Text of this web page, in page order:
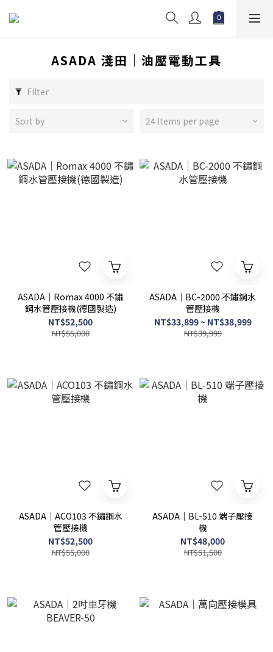
ASADA 淺田｜油壓電動工具
Filter
Sort by 24 Items per page
ASADA｜Romax 4000 不鏽
鋼水管壓接機(德國製造)
NT$52,500
NT$55,000
ASADA｜BC-2000 不鏽鋼水
管壓接機
NT$33,899 ~ NT$38,999
NT$39,999
ASADA｜ACO103 不鏽鋼水
管壓接機
NT$52,500
NT$55,000
ASADA｜BL-510 端子壓接
機
NT$48,000
NT$51,500